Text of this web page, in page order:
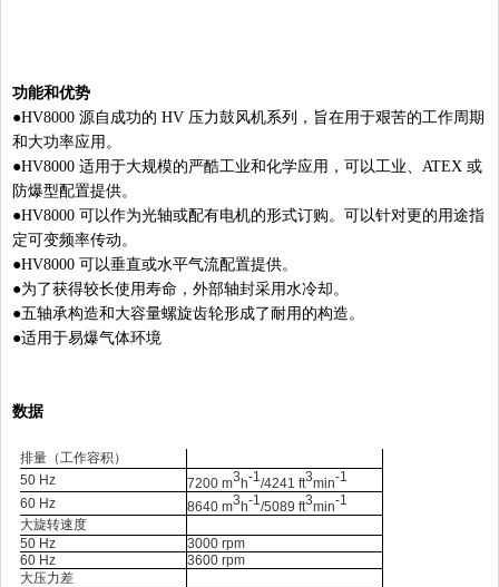
功能和优势
●HV8000 源自成功的 HV 压力鼓风机系列，旨在用于艰苦的工作周期
和大功率应用。
●HV8000 适用于大规模的严酷工业和化学应用，可以工业、ATEX 或
防爆型配置提供。
●HV8000 可以作为光轴或配有电机的形式订购。可以针对更的用途指
定可变频率传动。
●HV8000 可以垂直或水平气流配置提供。
●为了获得较长使用寿命，外部轴封采用水冷却。
●五轴承构造和大容量螺旋齿轮形成了耐用的构造。
●适用于易爆气体环境
数据
排量（工作容积）
50 Hz
7200 m3h-1/4241 ft3min-1
60 Hz
8640 m3h-1/5089 ft3min-1
大旋转速度
50 Hz
3000 rpm
60 Hz
3600 rpm
大压力差